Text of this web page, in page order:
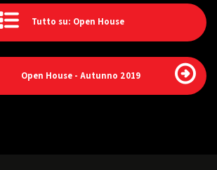
Tutto su: Open House
Open House - Autunno 2019